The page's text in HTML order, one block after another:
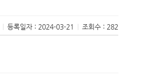
등록일자 : 2024-03-21 조회수 : 282